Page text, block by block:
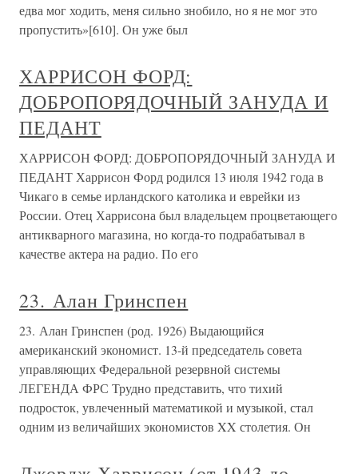
едва мог ходить, меня сильно знобило, но я не мог это
пропустить»[610]. Он уже был
ХАРРИСОН ФОРД:
ДОБРОПОРЯДОЧНЫЙ ЗАНУДА И
ПЕДАНТ
ХАРРИСОН ФОРД: ДОБРОПОРЯДОЧНЫЙ ЗАНУДА И
ПЕДАНТ Харрисон Форд родился 13 июля 1942 года в
Чикаго в семье ирландского католика и еврейки из
России. Отец Харрисона был владельцем процветающего
антикварного магазина, но когда-то подрабатывал в
качестве актера на радио. По его
23. Алан Гринспен
23. Алан Гринспен (род. 1926) Выдающийся
американский экономист. 13-й председатель совета
управляющих Федеральной резервной системы
ЛЕГЕНДА ФРС Трудно представить, что тихий
подросток, увлеченный математикой и музыкой, стал
одним из величайших экономистов XX столетия. Он